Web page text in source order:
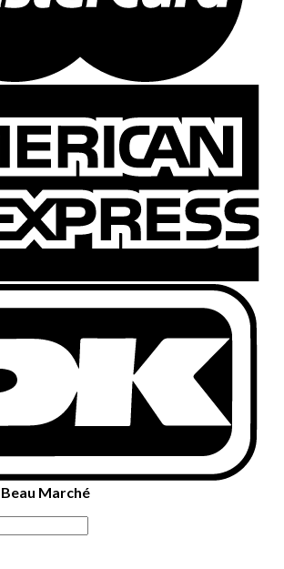
Beau Marché